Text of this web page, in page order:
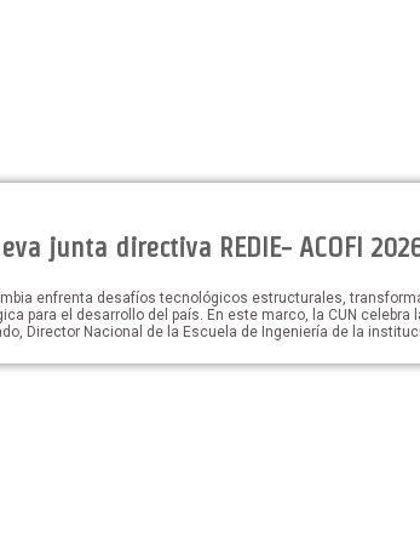
junta directiva REDIE- ACOFI
enfrenta desafíos tecnológicos estructurales,
para el desarrollo del país. En este marco, la CUN
Director Nacional de la Escuela de Ingeniería de la